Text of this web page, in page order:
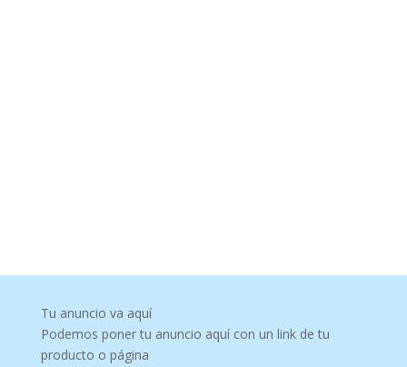
Tu anuncio va aquí
Podemos poner tu anuncio aquí con un link de tu
producto o página